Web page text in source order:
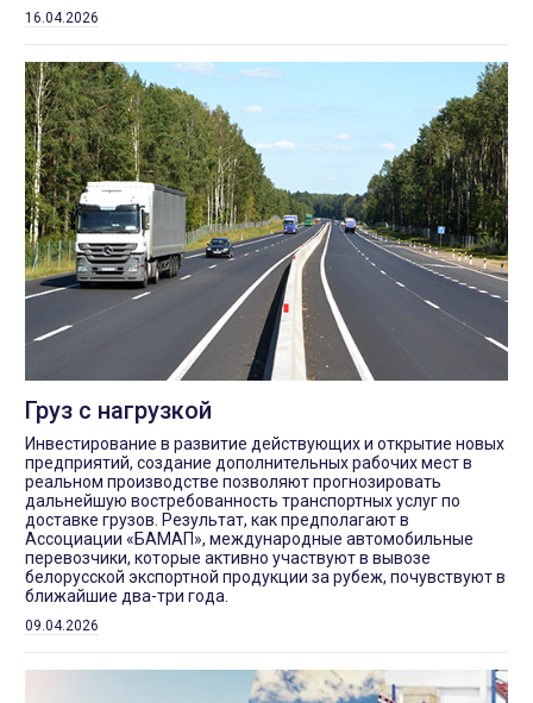
16.04.2026
Груз с нагрузкой
Инвестирование в развитие действующих и открытие новых
предприятий, создание дополнительных рабочих мест в
реальном производстве позволяют прогнозировать
дальнейшую востребованность транспортных услуг по
доставке грузов. Результат, как предполагают в
Ассоциации «БАМАП», международные автомобильные
перевозчики, которые активно участвуют в вывозе
белорусской экспортной продукции за рубеж, почувствуют в
ближайшие два-три года.
09.04.2026